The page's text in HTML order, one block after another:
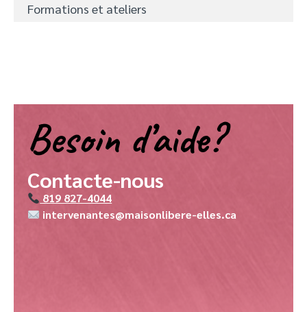
Formations et ateliers
Besoin d’aide?
Contacte-nous
819 827-4044
intervenantes@maisonlibere-elles.ca